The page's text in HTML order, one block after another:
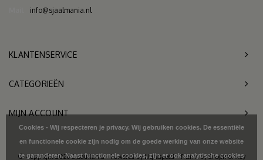
info@sjaalmania.nl
KLANTENSERVICE
CATEGORIEËN
MIJN ACCOUNT
© Copyright 2026 SjaalMania - Powered byLightspeed- Theme byShopmonkey
Cookies - Wij respecteren je privacy. Wij gebruiken cookies. De essentiële
en functionele cookie zijn nodig om de goede werking van onze website
te garanderen. Naast functionele cookies, zijn er ook analytische cookies